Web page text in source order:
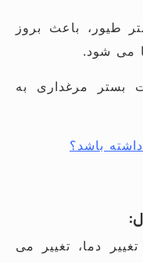
طیور، باعث بروز
می شود.
بستر مرغداری به
باشد؟
دما، تغییر می